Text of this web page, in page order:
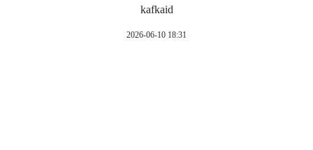
kafkaid
2026-06-10 18:31